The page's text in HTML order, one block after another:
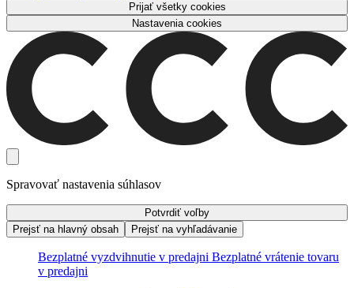
Prijať všetky cookies
Nastavenia cookies
Spravovať nastavenia súhlasov
Potvrdiť voľby
Prejsť na hlavný obsah
Prejsť na vyhľadávanie
Bezplatné vyzdvihnutie v predajni Bezplatné vrátenie tovaru
v predajni